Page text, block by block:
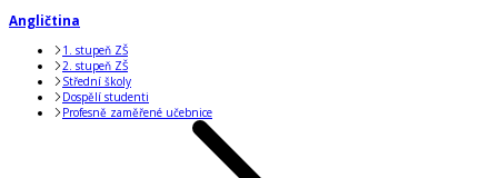
Angličtina
1. stupeň ZŠ
2. stupeň ZŠ
Střední školy
Dospělí studenti
Profesně zaměřené učebnice